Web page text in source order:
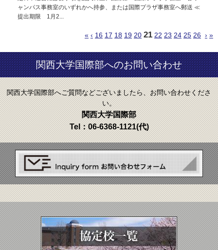
ャンパス事務室のいずれかへ持参、または国際プラザ事務室へ郵送 ≪
提出期限 1月2...
« ‹ 16 17 18 19 20 21 22 23 24 25 26 › »
関西大学国際部へのお問い合わせ
関西大学国際部へご質問などございましたら、お問い合わせくださ
い。
関西大学国際部
Tel：06-6368-1121(代)